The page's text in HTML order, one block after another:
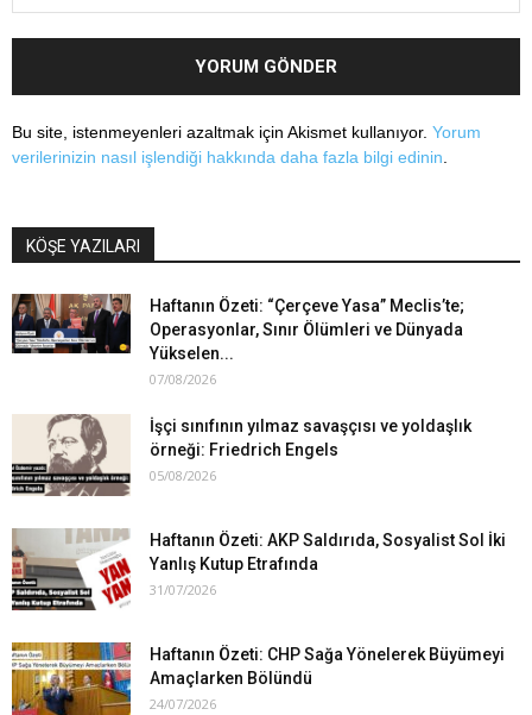
Bu site, istenmeyenleri azaltmak için Akismet kullanıyor. Yorum
verilerinizin nasıl işlendiği hakkında daha fazla bilgi edinin.
KÖŞE YAZILARI
Haftanın Özeti: “Çerçeve Yasa” Meclis’te;
Operasyonlar, Sınır Ölümleri ve Dünyada
Yükselen...
07/08/2026
İşçi sınıfının yılmaz savaşçısı ve yoldaşlık
örneği: Friedrich Engels
05/08/2026
Haftanın Özeti: AKP Saldırıda, Sosyalist Sol İki
Yanlış Kutup Etrafında
31/07/2026
Haftanın Özeti: CHP Sağa Yönelerek Büyümeyi
Amaçlarken Bölündü
24/07/2026